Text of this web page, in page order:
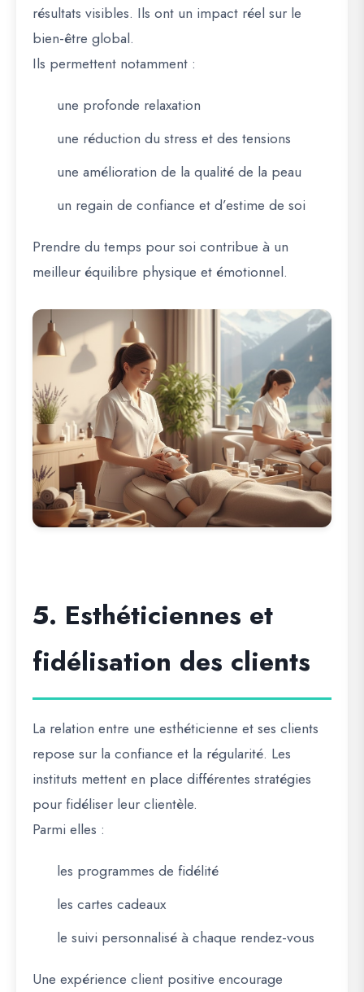
résultats visibles. Ils ont un impact réel sur le
bien-être global.
Ils permettent notamment :
une profonde relaxation
une réduction du stress et des tensions
une amélioration de la qualité de la peau
un regain de confiance et d’estime de soi
Prendre du temps pour soi contribue à un
meilleur équilibre physique et émotionnel.
5. Esthéticiennes et
fidélisation des clients
La relation entre une esthéticienne et ses clients
repose sur la confiance et la régularité. Les
instituts mettent en place différentes stratégies
pour fidéliser leur clientèle.
Parmi elles :
les programmes de fidélité
les cartes cadeaux
le suivi personnalisé à chaque rendez-vous
Une expérience client positive encourage